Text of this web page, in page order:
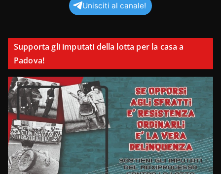
Unisciti al canale!
Supporta gli imputati della lotta per la casa a
Padova!